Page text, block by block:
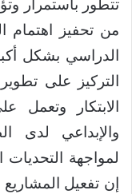
تتطور باستمرار
من تحفيز اهتمام
الدراسي بشكل
التركيز على
الابتكار وتعمل
والإبداعي لدى
لمواجهة التحديات
إن تفعيل المشاريع